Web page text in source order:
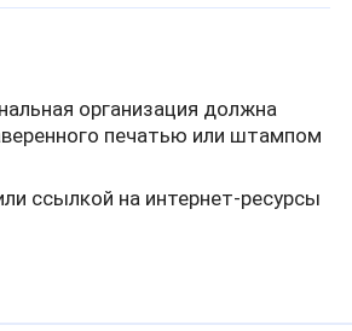
организация должна
печатью или штампом
ссылкой на интернет-ресурсы